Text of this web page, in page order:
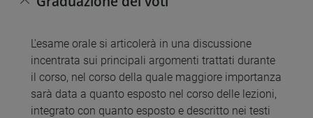
L'esame orale si articolerà in una discussione
incentrata sui principali argomenti trattati durante
il corso, nel corso della quale maggiore importanza
sarà data a quanto esposto nel corso delle lezioni,
integrato con quanto esposto e descritto nei testi